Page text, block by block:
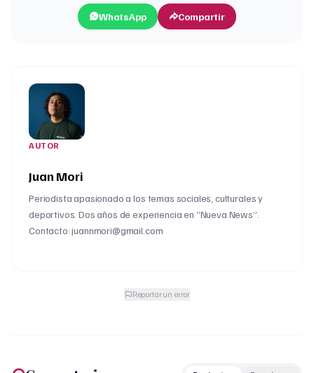
WhatsApp Compartir
AUTOR
Juan Mori
Periodista apasionado a los temas sociales, culturales y
deportivos. Dos años de experiencia en “Nueva News”.
Contacto: juannmori@gmail.com
Reportar un error